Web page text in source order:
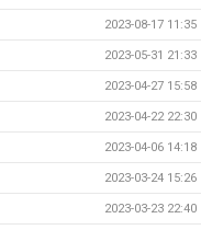
2023-08-17 11:35
2023-05-31 21:33
2023-04-27 15:58
2023-04-22 22:30
2023-04-06 14:18
2023-03-24 15:26
2023-03-23 22:40